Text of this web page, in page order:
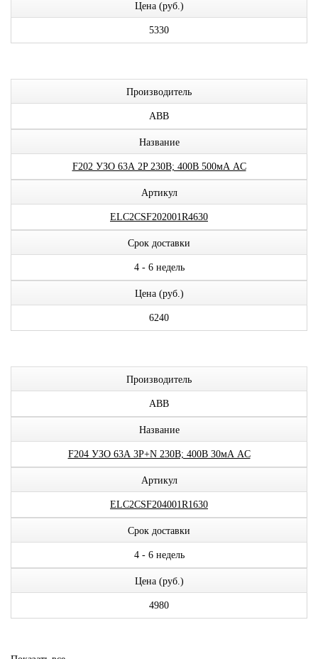
Цена (руб.)
5330
Производитель
ABB
Название
F202 УЗО 63А 2P 230В; 400В 500мА AC
Артикул
ELC2CSF202001R4630
Срок доставки
4 - 6 недель
Цена (руб.)
6240
Производитель
ABB
Название
F204 УЗО 63А 3P+N 230В; 400В 30мА AC
Артикул
ELC2CSF204001R1630
Срок доставки
4 - 6 недель
Цена (руб.)
4980